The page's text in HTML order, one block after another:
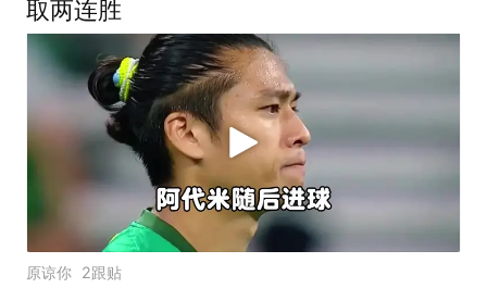
取两连胜
原谅你 2跟贴